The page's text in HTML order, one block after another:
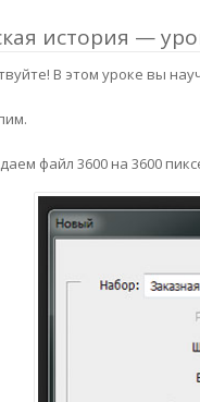
история —
В этом уроке вы
файл 3600 на 3600